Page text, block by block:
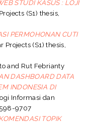
STUDI KASUS : LOJI
(S1) thesis,
PERMOHONAN CUTI
Projects (S1) thesis,
and Rut Febrianty
DASHBOARD DATA
INDONESIA DI
Informasi dan
9707
TOPIK